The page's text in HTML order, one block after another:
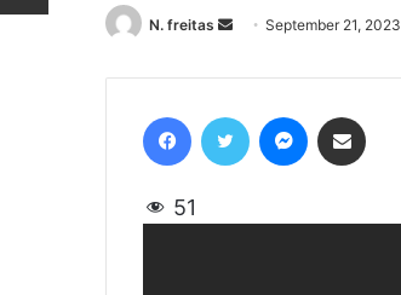
N. freitas
Send
email
September 21, 2023
51